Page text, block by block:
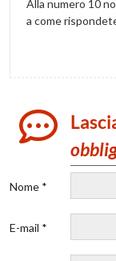
Alla numero 10
a come
Nome *
E-mail *